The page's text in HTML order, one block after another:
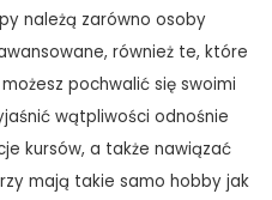
należą zarówno osoby
również te, które
pochwalić się swoimi
wątpliwości odnośnie
kursów, a także nawiązać
mają takie samo hobby jak